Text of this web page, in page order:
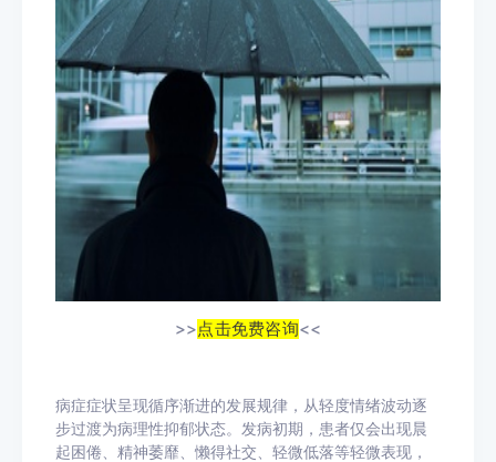
>>点击免费咨询<<
病症症状呈现循序渐进的发展规律，从轻度情绪波动逐
步过渡为病理性抑郁状态。发病初期，患者仅会出现晨
起困倦、精神萎靡、懒得社交、轻微低落等轻微表现，